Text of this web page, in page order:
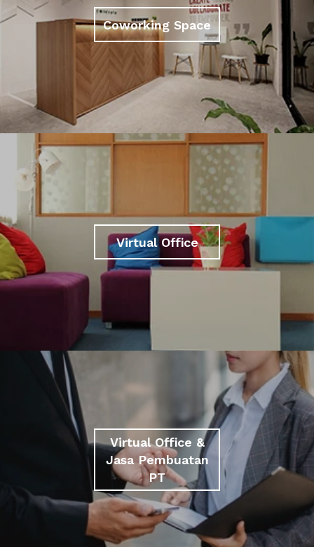
Coworking Space
Virtual Office
Virtual Office &
Jasa Pembuatan
PT